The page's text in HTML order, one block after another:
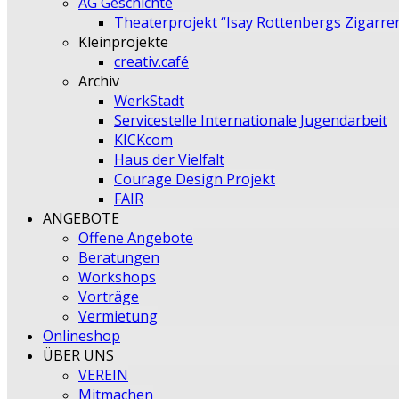
Theaterprojekt “Isay Rottenbergs
Kleinprojekte
creativ.café
Archiv
WerkStadt
Servicestelle Internationale Jugendarbeit
KICKcom
Haus der Vielfalt
Courage Design Projekt
FAIR
ANGEBOTE
Offene Angebote
Beratungen
Workshops
Vorträge
Vermietung
Onlineshop
ÜBER UNS
VEREIN
Mitmachen